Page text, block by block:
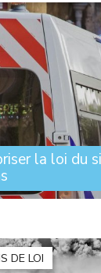
la loi du
personnes se
les (...)
DE LOI